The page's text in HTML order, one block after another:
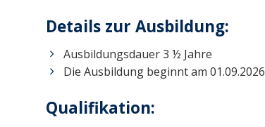
Details zur Ausbildung:
Ausbildungsdauer 3 ½ Jahre
Die Ausbildung beginnt am 01.09.2026
Qualifikation: